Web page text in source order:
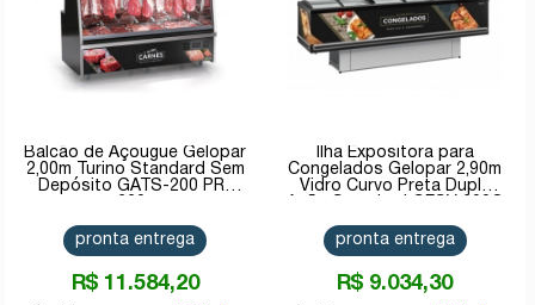
Balcão de Açougue Gelopar
2,00m Turino Standard Sem
Depósito GATS-200 PR-
R$ 11.584,20
pronta entrega
Ilha Expositora para
Congelados Gelopar 2,90m
Vidro Curvo Preta Dupla
R$ 9.034,30
pronta entrega